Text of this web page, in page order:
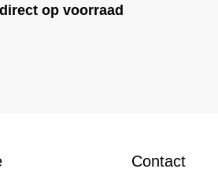
direct op voorraad
Contact